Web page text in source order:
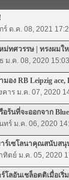
ร์ ต.ค. 08, 2021
ม่ทศวรรษ | ทรงผม
ม.ค. 08, 2020 15:03
อง RB Leipzig ace,
คาร ม.ค. 07, 2020
อร้นที่จะออกจาก
ทร์ ม.ค. 06, 2020
าร์เซโลนาคุณสนับส
ทิตย์ ม.ค. 05, 2020
โลอันเชล็อตติเมื่อเริ่